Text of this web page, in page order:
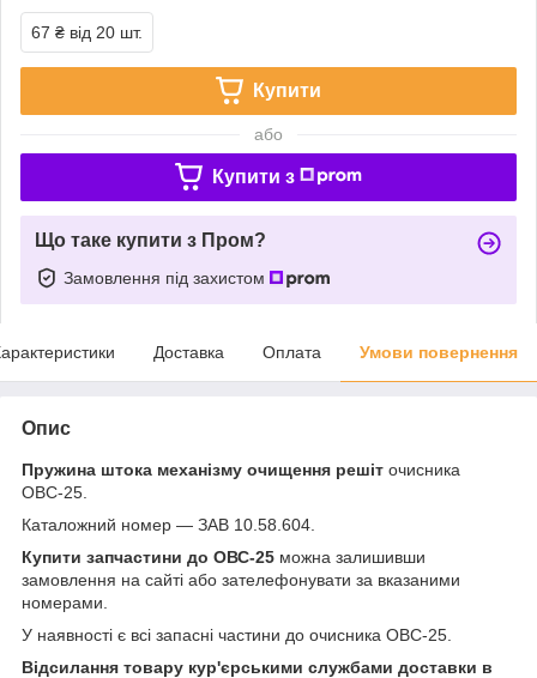
67 ₴ від 20 шт.
Купити
або
Купити з
Що таке купити з Пром?
Замовлення під захистом
Доставка Оплата Умови повернення
Опис
Пружина штока механізму очищення решіт очисника
ОВС-25.
Каталожний номер — ЗАВ 10.58.604.
Купити запчастини до ОВС-25 можна залишивши
замовлення на сайті або зателефонувати за вказаними
номерами.
У наявності є всі запасні частини до очисника ОВС-25.
Відсилання товару кур'єрськими службами доставки в